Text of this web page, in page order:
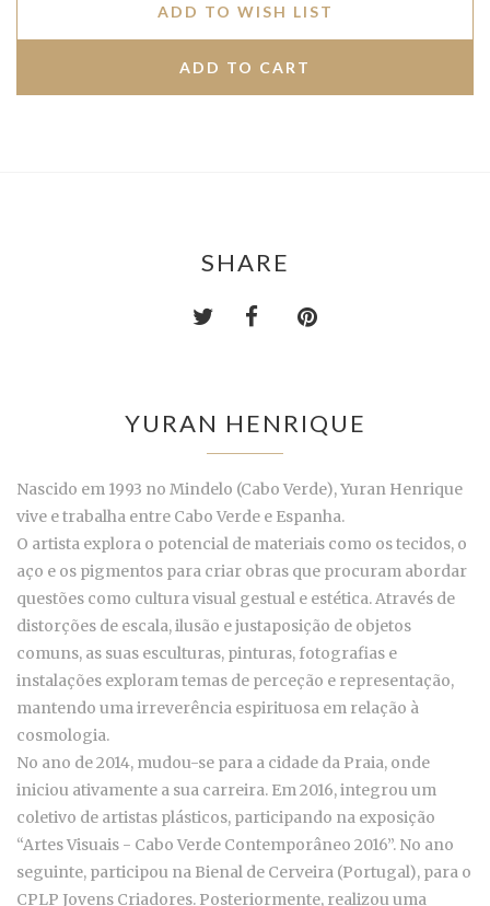
ADD TO WISH LIST
SHARE
YURAN HENRIQUE
Nascido em 1993 no Mindelo (Cabo Verde), Yuran Henrique
vive e trabalha entre Cabo Verde e Espanha.
O artista explora o potencial de materiais como os tecidos, o
aço e os pigmentos para criar obras que procuram abordar
questões como cultura visual gestual e estética. Através de
distorções de escala, ilusão e justaposição de objetos
comuns, as suas esculturas, pinturas, fotografias e
instalações exploram temas de perceção e representação,
mantendo uma irreverência espirituosa em relação à
cosmologia.
No ano de 2014, mudou-se para a cidade da Praia, onde
iniciou ativamente a sua carreira. Em 2016, integrou um
coletivo de artistas plásticos, participando na exposição
“Artes Visuais - Cabo Verde Contemporâneo 2016”. No ano
seguinte, participou na Bienal de Cerveira (Portugal), para o
CPLP Jovens Criadores. Posteriormente, realizou uma